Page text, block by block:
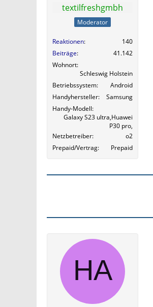
textilfreshgmbh
Moderator
Reaktionen
140
Beiträge
41.142
Wohnort
Schleswig Holstein
Betriebssystem
Android
Handyhersteller
Samsung
Handy-Modell
Galaxy S23 ultra,Huawei
P30 pro,
Netzbetreiber
o2
Prepaid/Vertrag
Prepaid